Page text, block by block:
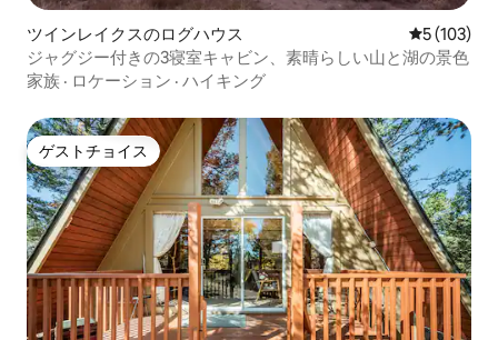
ツインレイクスのログハウス レビュー
5 (103)
ジャグジー付きの3寝室キャビン、素晴らしい山と湖の景色
家族 · ロケーション · ハイキング
ゲストチョイス
ゲストチョイス